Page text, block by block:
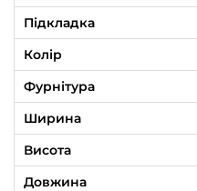
Підкладка
Колір
Фурнітура
Ширина
Висота
Довжина